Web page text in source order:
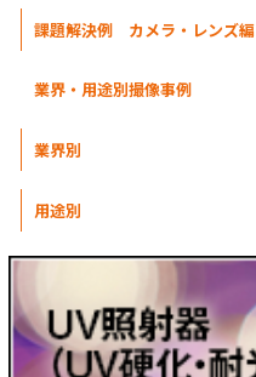
課題解決例 カメラ・レンズ編
業界・用途別撮像事例
業界別
用途別